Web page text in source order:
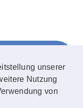
unserer
Nutzung
von